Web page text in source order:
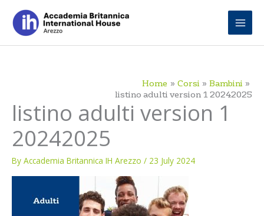
content
Home Corsi
Bambini
listino adulti version 1 20242025
listino adulti version 1
20242025
By Accademia Britannica IH Arezzo / 23 July 2024